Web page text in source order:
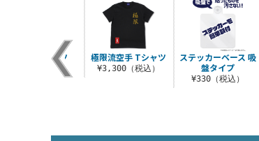
鳳凰脚 Tシャツ
¥3,300（税込）
極限流空手 Tシャツ
¥3,300（税込）
ステッカーベース 吸
盤タイプ
¥330（税込）